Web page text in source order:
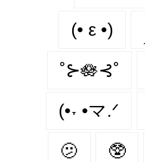
(• ε •)
˚⊱🪷⊰˚
(•˕ •マ.ᐟ
🫤 🥸